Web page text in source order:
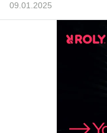
09.01.2025